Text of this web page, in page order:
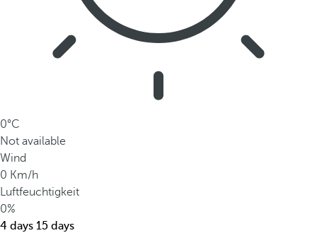
0°C
Not available
Wind
0 Km/h
Luftfeuchtigkeit
0%
4 days 15 days